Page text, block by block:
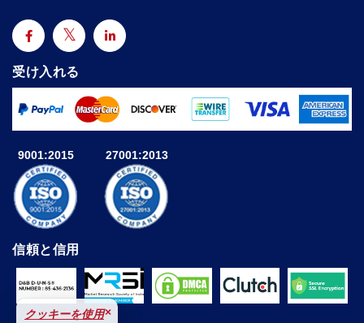
受け入れる
9001:2015 27001:2013
信頼と信用
クッキーを使用×